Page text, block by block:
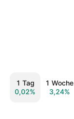
1 Tag
0,02%
1 Woche
3,24%